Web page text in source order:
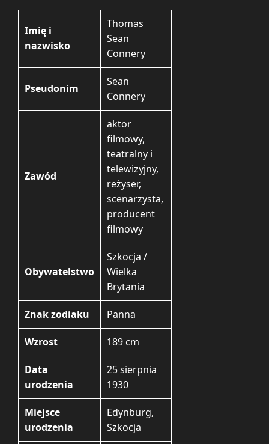
Imię i
nazwisko
Thomas
Sean
Connery
Pseudonim
Sean
Connery
Zawód
aktor
filmowy,
teatralny i
telewizyjny,
reżyser,
scenarzysta,
producent
filmowy
Obywatelstwo
Szkocja /
Wielka
Brytania
Znak zodiaku Panna
Wzrost 189 cm
Data
urodzenia
25 sierpnia
1930
Miejsce
urodzenia
Edynburg,
Szkocja